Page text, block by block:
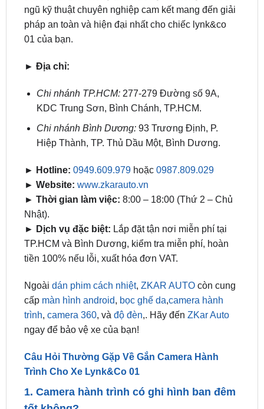
01 của bạn.
► Địa chỉ:
Chi nhánh TP.HCM:
Chi nhánh Bình Dương:93 Trương Định, P.
Hiệp Thành, TP. Thủ Dầu Một, Bình Dương.
► Hotline: 0949.609.979hoặc0987.809.029
► Thời gian làm việc:8:00 – 18:00 (Thứ 2 – Chủ
Nhật).
► Dịch vụ đặc biệt:Lắp đặt tận nơi miễn phí tại
TP.HCM và Bình Dương, kiểm tra miễn phí, hoàn
tiền 100% nếu lỗi, xuất hóa đơn VAT.
Ngoàidán phim cách nhiệt,ZKAR AUTO
trình,camera 360, và độ đèn,. Hãy đếnZKar Auto
ngay để bảo vệ xe của bạn!
Câu Hỏi Thường Gặp Về Gắn Camera Hành
1. Camera hành trình có ghi hình ban đêm
tốt không?
⇒ Có, cả ba mẫu Vietmap C2L, C3M, và 70mai